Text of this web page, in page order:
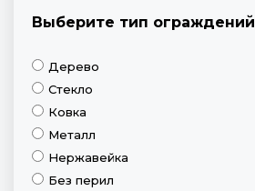
Выберите тип ограждений
Дерево
Стекло
Ковка
Металл
Нержавейка
Без перил